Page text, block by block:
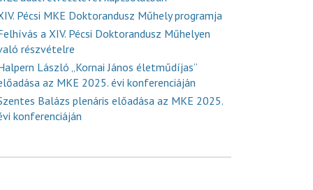
Pécsi MKE Doktorandusz Műhely programja
a XIV. Pécsi Doktorandusz Műhelyen
részvételre
László „Kornai János életműdíjas”
az MKE 2025. évi konferenciáján
Balázs plenáris előadása az MKE 2025.
konferenciáján